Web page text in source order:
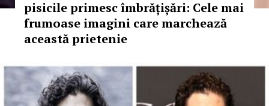
pisicile primesc îmbrățișări: Cele mai
frumoase imagini care marchează
această prietenie